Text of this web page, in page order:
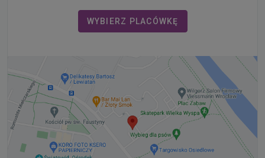
WYBIERZ PLACÓWKĘ